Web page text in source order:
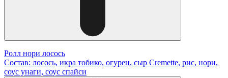
Ролл нори лосось
Состав: лосось, икра тобико, огурец, сыр Cremette, рис, нори,
соус унаги, соус спайси